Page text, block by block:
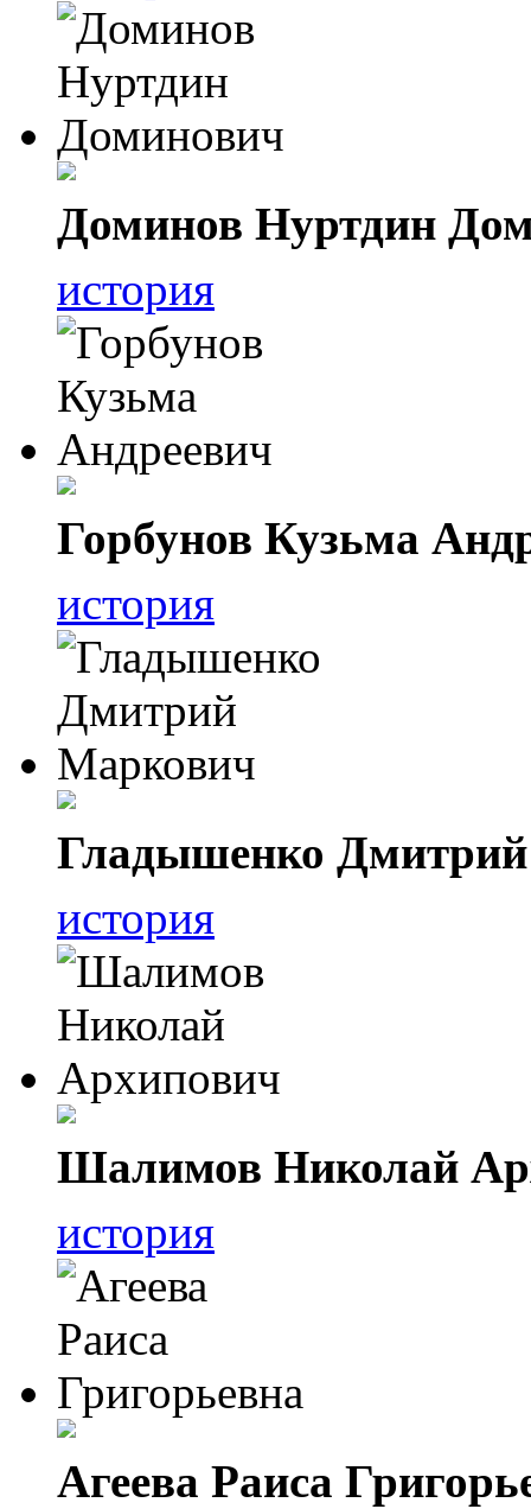
Доминов Нуртдин
история
Горбунов Кузьма
история
Гладышенко
история
Шалимов Николай
история
Агеева Раиса